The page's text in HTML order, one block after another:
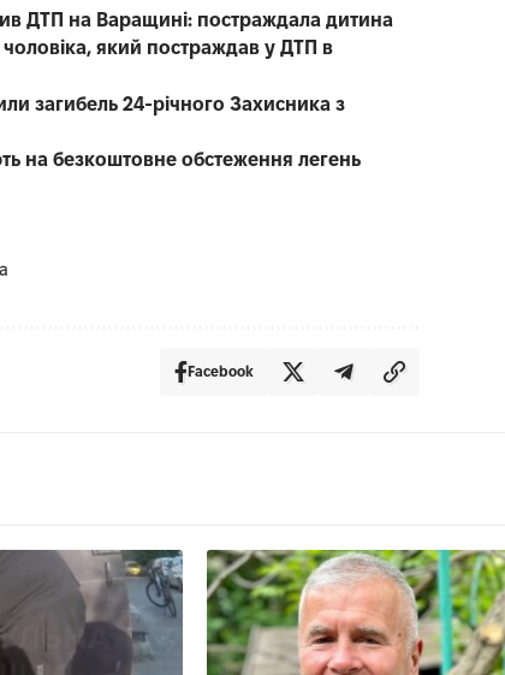
ДТП на Варащині: постраждала дитина
який постраждав у ДТП в
загибель 24-річного Захисника з
на безкоштовне обстеження легень
Facebook